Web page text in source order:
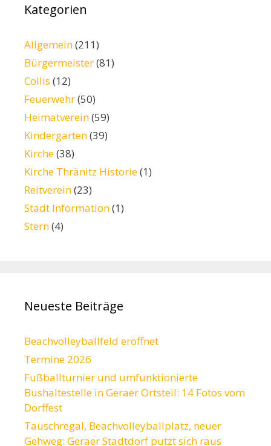
Kategorien
Allgemein(211)
Bürgermeister(81)
Collis (12)
Feuerwehr(50)
Heimatverein(59)
Kindergarten(39)
Kirche(38)
Kirche Thränitz Historie(1)
Reitverein(23)
Stadt Information(1)
Stern(4)
Neueste Beiträge
Beachvolleyballfeld eröffnet
Termine 2026
Fußballturnier und umfunktionierte
Bushaltestelle in Geraer Ortsteil: 14 Fotos vom
Dorffest
Tauschregal, Beachvolleyballplatz, neuer
Gehweg: Geraer Stadtdorf putzt sich raus